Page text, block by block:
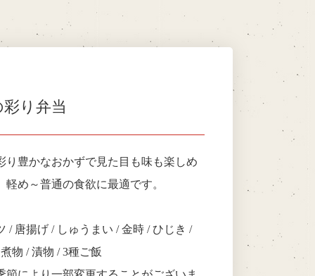
り弁当
り豊かなおかずで見た目も味も楽しめ
軽め～普通の食欲に最適です。
/ 唐揚げ / しゅうまい / 金時 / ひじき /
物 / 漬物 / 3種ご飯